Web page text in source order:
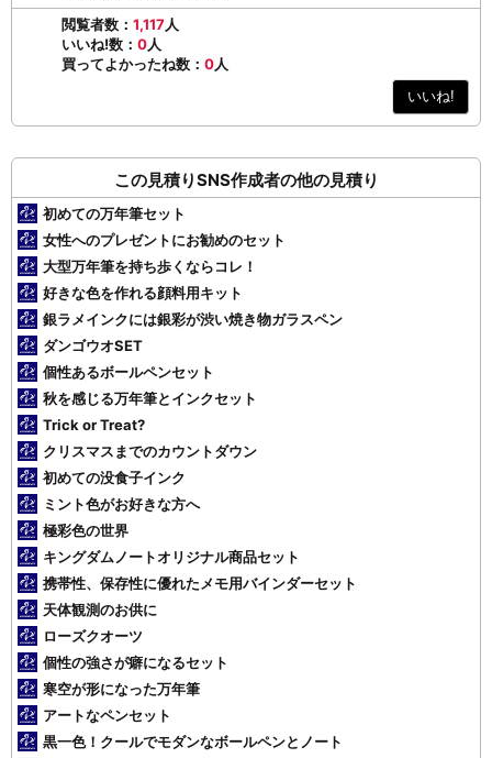
閲覧者数： 1,117人
いいね!数： 0人
買ってよかったね数： 0人
いいね!
この見積りSNS作成者の他の見積り
初めての万年筆セット
女性へのプレゼントにお勧めのセット
大型万年筆を持ち歩くならコレ！
好きな色を作れる顔料用キット
銀ラメインクには銀彩が渋い焼き物ガラスペン
ダンゴウオSET
個性あるボールペンセット
秋を感じる万年筆とインクセット
Trick or Treat?
クリスマスまでのカウントダウン
初めての没食子インク
ミント色がお好きな方へ
極彩色の世界
キングダムノートオリジナル商品セット
携帯性、保存性に優れたメモ用バインダーセット
天体観測のお供に
ローズクオーツ
個性の強さが癖になるセット
寒空が形になった万年筆
アートなペンセット
黒一色！クールでモダンなボールペンとノート